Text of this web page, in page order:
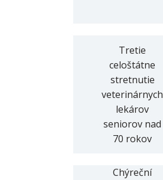
Tretie
celoštátne
stretnutie
veterinárnych
lekárov
seniorov nad
70 rokov
Chýreční